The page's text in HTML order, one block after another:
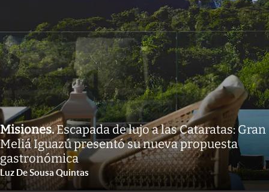
Misiones.Escapada de lujo a las Cataratas: Gran
Meliá Iguazú presentó su nueva propuesta
gastronómica
Luz De Sousa Quintas